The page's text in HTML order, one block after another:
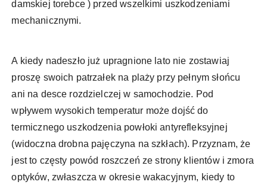
damskiej torebce ) przed wszelkimi uszkodzeniami
mechanicznymi.
A kiedy nadeszło już upragnione lato nie zostawiaj
proszę swoich patrzałek na plaży przy pełnym słońcu
ani na desce rozdzielczej w samochodzie. Pod
wpływem wysokich temperatur może dojść do
termicznego uszkodzenia powłoki antyrefleksyjnej
(widoczna drobna pajęczyna na szkłach). Przyznam, że
jest to częsty powód roszczeń ze strony klientów i zmora
optyków, zwłaszcza w okresie wakacyjnym, kiedy to